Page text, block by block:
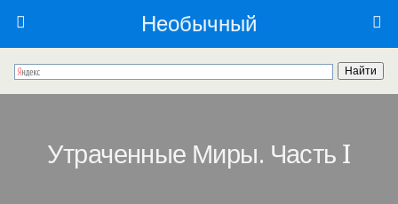
Необычный
Утраченные Миры. Часть I